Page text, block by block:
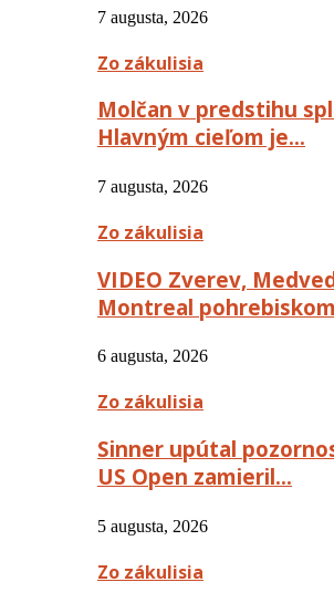
7 augusta, 2026
Zo zákulisia
Molčan v predstihu
Hlavným cieľom je…
7 augusta, 2026
Zo zákulisia
VIDEO Zverev,
Montreal
6 augusta, 2026
Zo zákulisia
Sinner upútal
US Open zamieril…
5 augusta, 2026
Zo zákulisia